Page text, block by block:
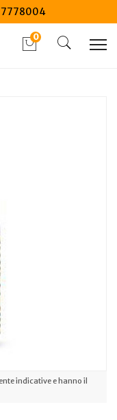
7778004
0
e Memoria
indicative e hanno il